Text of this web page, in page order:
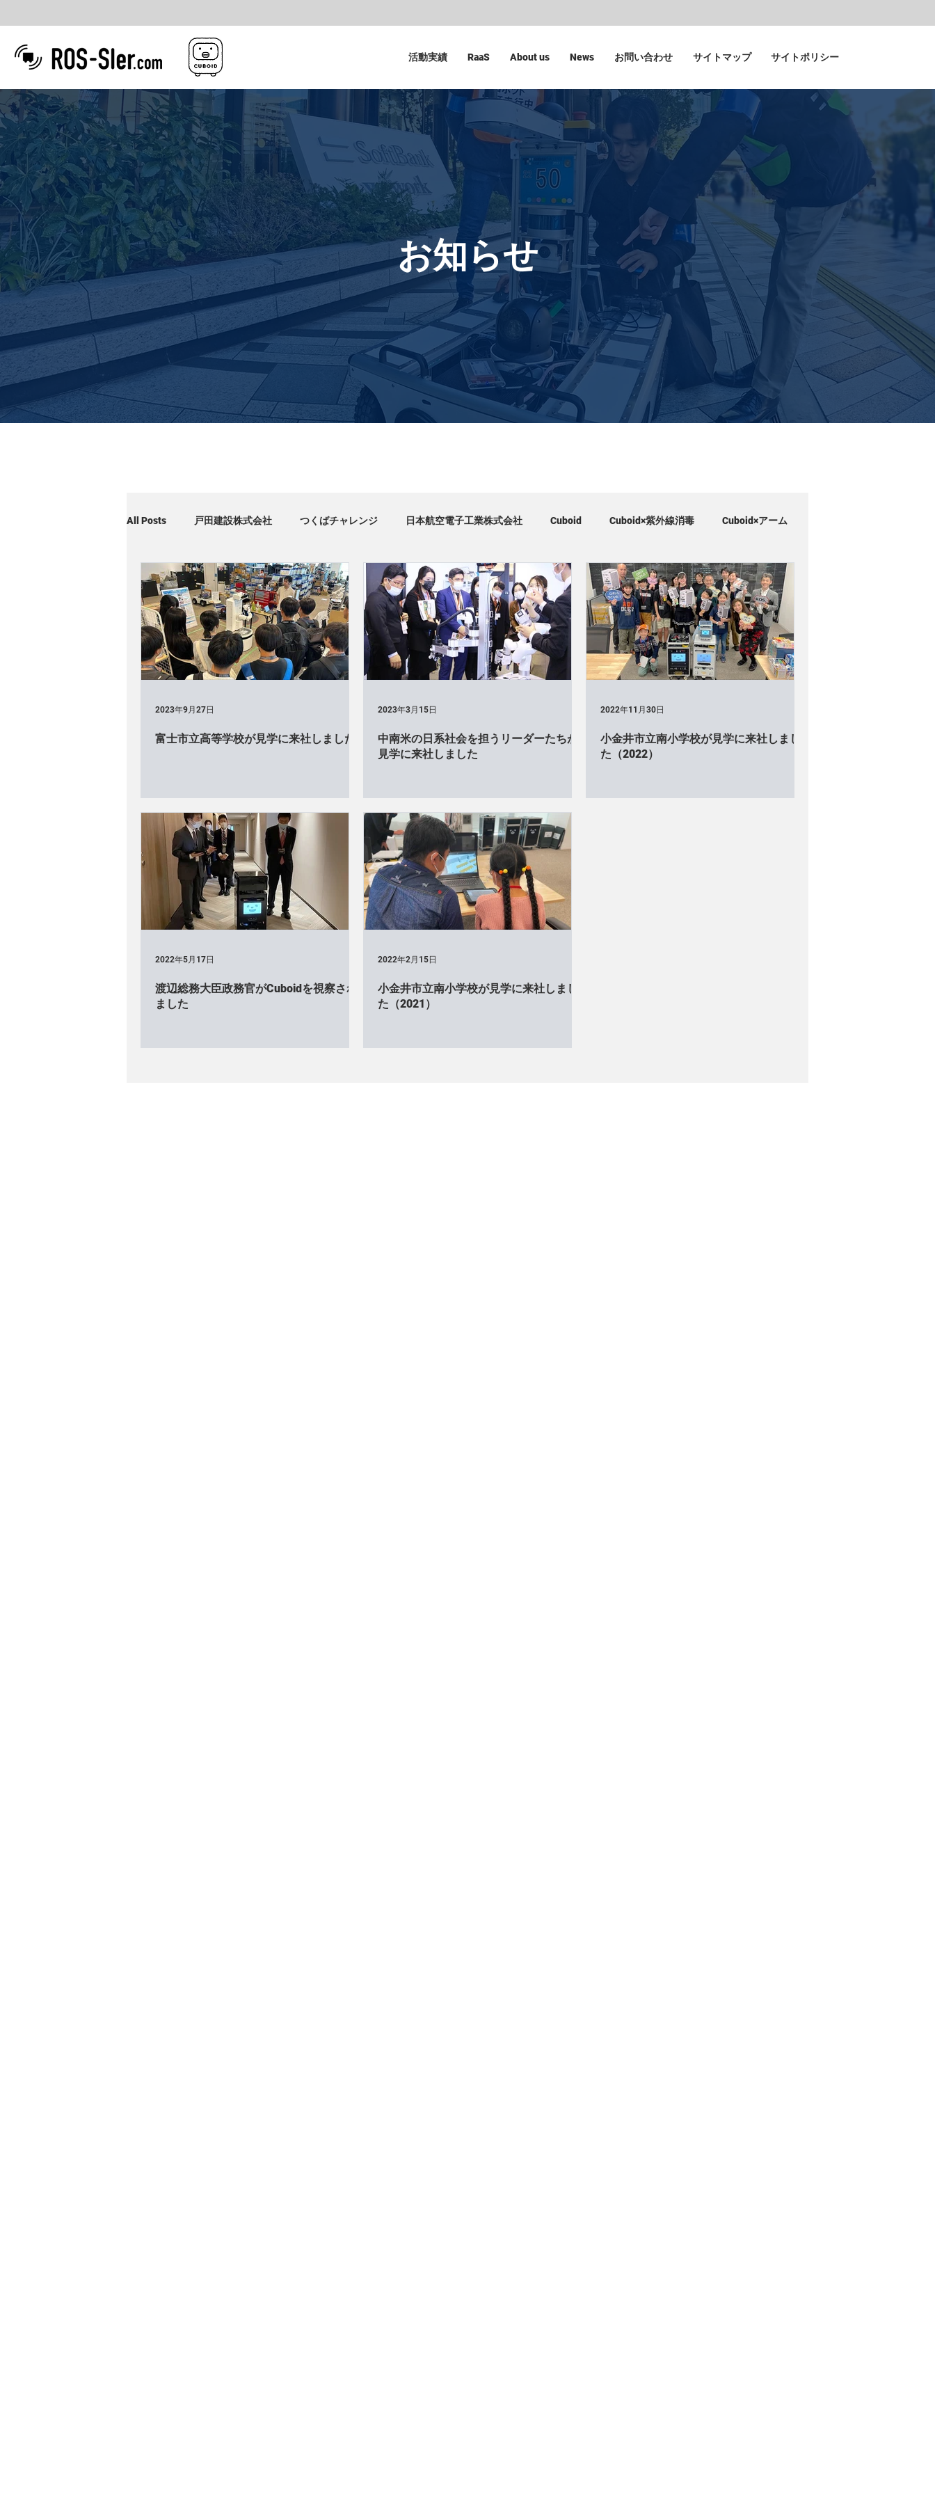
活動実績 RaaS About us News お問い合わせ サイトマップ サイトポリシー
お知らせ
All Posts 戸田建設株式会社 つくばチャレンジ 日本航空電子工業株式会社 Cuboid Cuboid×紫外線消毒 Cuboid×アーム
Cuboid×サイネージ 展示会 見学会 学会 イベント・ワークショップ Cube petit SOAR 加入団体
RoboCup NEDO Cuboid（展示会） Cuboid（学会） Cuboid（イベント・ワークショップ） Cuboid（見学会）
Cuboid×アーム（学会） Cuboid×アーム（イベント・ワークショップ） Cuboid×アーム（見学会） テレビ出演・インタビュー
Cuboid（テレビ出演・インタビュー） World Robot Summit
富士市立高等学校が見学に来社しました
2023年9月27日
中南米の日系社会を担うリーダーたちが
見学に来社しました
2023年3月15日
小金井市立南小学校が見学に来社しまし
た（2022）
2022年11月30日
渡辺総務大臣政務官がCuboidを視察され
ました
2022年5月17日
小金井市立南小学校が見学に来社しまし
た（2021）
2022年2月15日